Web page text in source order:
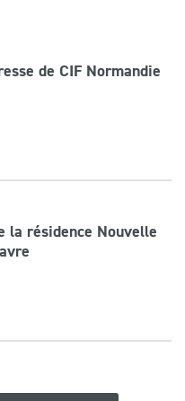
de CIF Normandie
la résidence Nouvelle